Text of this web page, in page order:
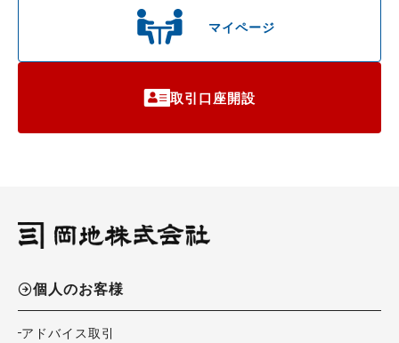
マイページ
取引口座開設
個人のお客様
アドバイス取引